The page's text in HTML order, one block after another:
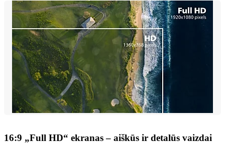
16:9 „Full HD“ ekranas – aiškūs ir detalūs vaizdai